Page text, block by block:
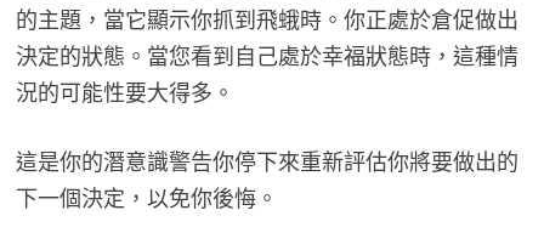
的主題，當它顯示你抓到飛蛾時。你正處於倉促做出
決定的狀態。當您看到自己處於幸福狀態時，這種情
況的可能性要大得多。
這是你的潛意識警告你停下來重新評估你將要做出的
下一個決定，以免你後悔。